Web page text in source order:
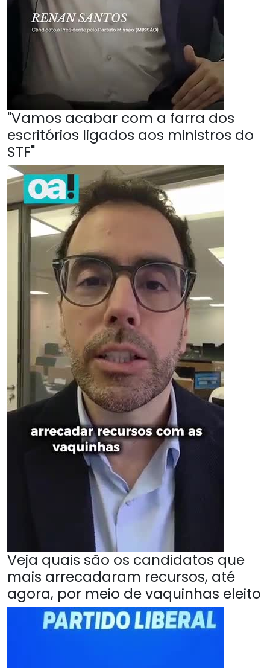
"Vamos acabar com a farra dos
escritórios ligados aos ministros do
STF"
Veja quais são os candidatos que
mais arrecadaram recursos, até
agora, por meio de vaquinhas eleito